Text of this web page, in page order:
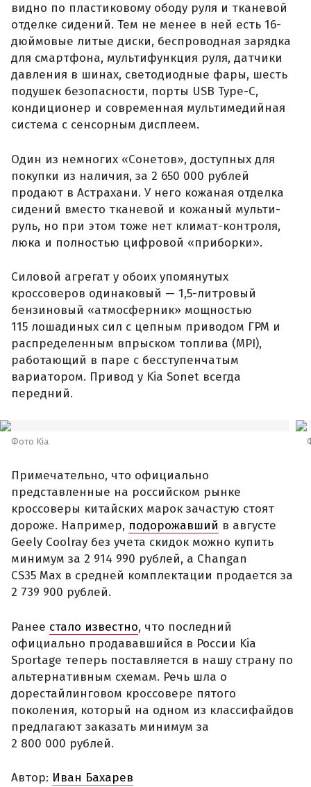
видно по пластиковому ободу руля и тканевой
отделке сидений. Тем не менее в ней есть 16-
дюймовые литые диски, беспроводная зарядка
для смартфона, мультифункция руля, датчики
давления в шинах, светодиодные фары, шесть
подушек безопасности, порты USB Type-C,
кондиционер и современная мультимедийная
система с сенсорным дисплеем.
Один из немногих «Сонетов», доступных для
покупки из наличия, за 2 650 000 рублей
продают в Астрахани. У него кожаная отделка
сидений вместо тканевой и кожаный мульти-
руль, но при этом тоже нет климат-контроля,
люка и полностью цифровой «приборки».
Силовой агрегат у обоих упомянутых
кроссоверов одинаковый — 1,5-литровый
бензиновый «атмосферник» мощностью
115 лошадиных сил с цепным приводом ГРМ и
распределенным впрыском топлива (MPI),
работающий в паре с бесступенчатым
вариатором. Привод у Kia Sonet всегда
передний.
Фото Kia
Примечательно, что официально
представленные на российском рынке
кроссоверы китайских марок зачастую стоят
дороже. Например, подорожавший в августе
Geely Coolray без учета скидок можно купить
минимум за 2 914 990 рублей, а Changan
CS35 Max в средней комплектации продается за
2 739 900 рублей.
Ранее стало известно, что последний
официально продававшийся в России Kia
Sportage теперь поставляется в нашу страну по
альтернативным схемам. Речь шла о
дорестайлинговом кроссовере пятого
поколения, который на одном из классифайдов
предлагают заказать минимум за
2 800 000 рублей.
Автор: Иван Бахарев